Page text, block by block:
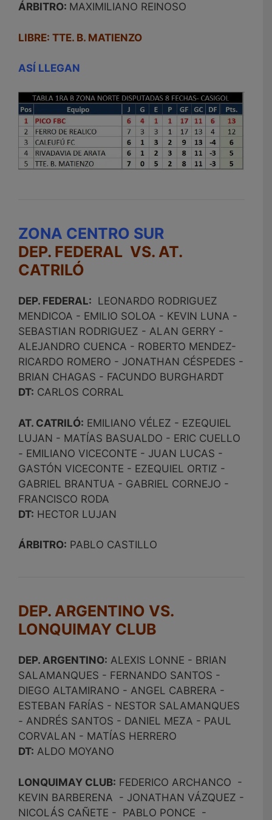
ÁRBITRO: MAXIMILIANO REINOSO
LIBRE: TTE. B. MATIENZO
ASÍ LLEGAN
ZONA CENTRO SUR
DEP. FEDERAL VS. AT.
CATRILÓ
DEP. FEDERAL: LEONARDO RODRIGUEZ
MENDICOA - EMILIO SOLOA - KEVIN LUNA -
SEBASTIAN RODRIGUEZ - ALAN GERRY -
ALEJANDRO CUENCA - ROBERTO MENDEZ-
RICARDO ROMERO - JONATHAN CÉSPEDES -
BRIAN CHAGAS - FACUNDO BURGHARDT
DT: CARLOS CORRAL
AT. CATRILÓ: EMILIANO VÉLEZ - EZEQUIEL
LUJAN - MATÍAS BASUALDO - ERIC CUELLO
- EMILIANO VICECONTE - JUAN LUCAS -
GASTÓN VICECONTE - EZEQUIEL ORTIZ -
GABRIEL BRANTUA - GABRIEL CORNEJO -
FRANCISCO RODA
DT: HECTOR LUJAN
ÁRBITRO: PABLO CASTILLO
DEP. ARGENTINO VS.
LONQUIMAY CLUB
DEP. ARGENTINO: ALEXIS LONNE - BRIAN
SALAMANQUES - FERNANDO SANTOS -
DIEGO ALTAMIRANO - ANGEL CABRERA -
ESTEBAN FARÍAS - NESTOR SALAMANQUES
- ANDRÉS SANTOS - DANIEL MEZA - PAUL
CORVALAN - MATÍAS HERRERO
DT: ALDO MOYANO
LONQUIMAY CLUB: FEDERICO ARCHANCO -
KEVIN BARBERENA - JONATHAN VÁZQUEZ -
NICOLÁS CAÑETE - PABLO PONCE -